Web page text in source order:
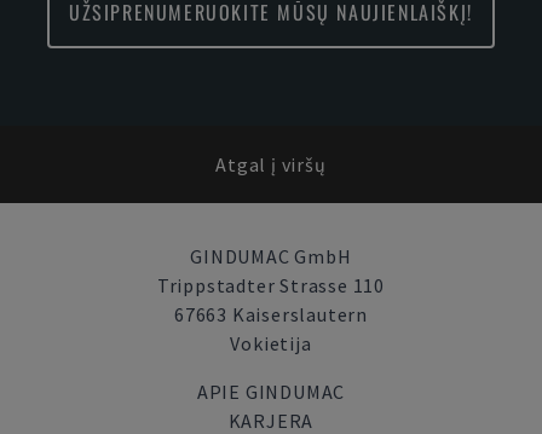
UŽSIPRENUMERUOKITE MŪSŲ NAUJIENLAIŠKĮ!
Atgal į viršų
GINDUMAC GmbH
Trippstadter Strasse 110
67663 Kaiserslautern
Vokietija
APIE GINDUMAC
KARJERA